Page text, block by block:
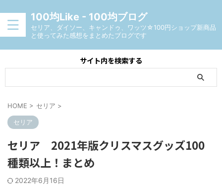
100均Like - 100均ブログ
セリア、ダイソー、キャンドゥ、ワッツ☆100円ショップ新商品
と使ってみた感想をまとめたブログです
サイト内を検索する
HOME > セリア >
セリア
セリア 2021年版クリスマスグッズ100
種類以上！まとめ
2022年6月16日